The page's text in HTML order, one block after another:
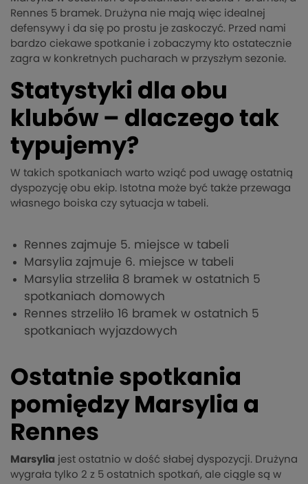
Rennes 5 bramek. Drużyna nie mają więc idealnej
defensywy i da się po prostu je zaskoczyć. Przed nami
bardzo ciekawe spotkanie i zobaczymy kto ostatecznie
zagra w konkretnych pucharach w przyszłym sezonie.
Statystyki dla obu
klubów – dlaczego tak
typujemy?
W takich spotkaniach warto wziąć pod uwagę ostatnią
dyspozycję obu ekip. Istotna może być także przewaga
własnego boiska czy sytuacja w tabeli.
Rennes zajmuje 5. miejsce w tabeli
Marsylia zajmuje 6. miejsce w tabeli
Marsylia strzeliła 8 bramek w ostatnich 5
spotkaniach domowych
Rennes strzeliło 16 bramek w ostatnich 5
spotkaniach wyjazdowych
Ostatnie spotkania
pomiędzy Marsylia a
Rennes
Marsylia jest ostatnio w dość słabej dyspozycji. Drużyna
wygrała tylko 2 z 5 ostatnich spotkań, ale ciągle są w